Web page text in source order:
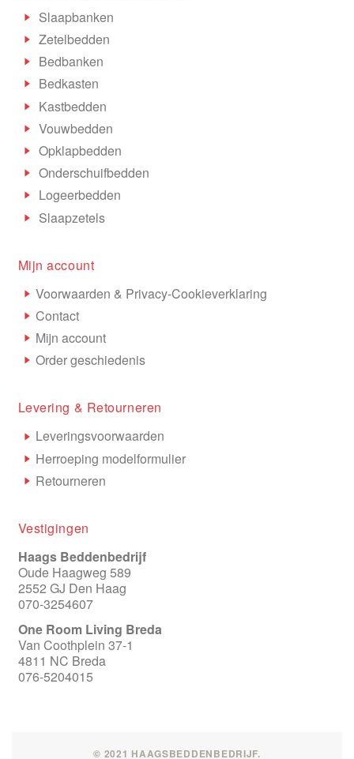
Slaapbanken
Zetelbedden
Bedbanken
Bedkasten
Kastbedden
Vouwbedden
Opklapbedden
Onderschuifbedden
Logeerbedden
Slaapzetels
Mijn account
Voorwaarden & Privacy-Cookieverklaring
Contact
Mijn account
Order geschiedenis
Levering & Retourneren
Leveringsvoorwaarden
Herroeping modelformulier
Retourneren
Vestigingen
Haags Beddenbedrijf
Oude Haagweg 589
2552 GJ Den Haag
070-3254607
One Room Living Breda
Van Coothplein 37-1
4811 NC Breda
076-5204015
© 2021 HAAGSBEDDENBEDRIJF.